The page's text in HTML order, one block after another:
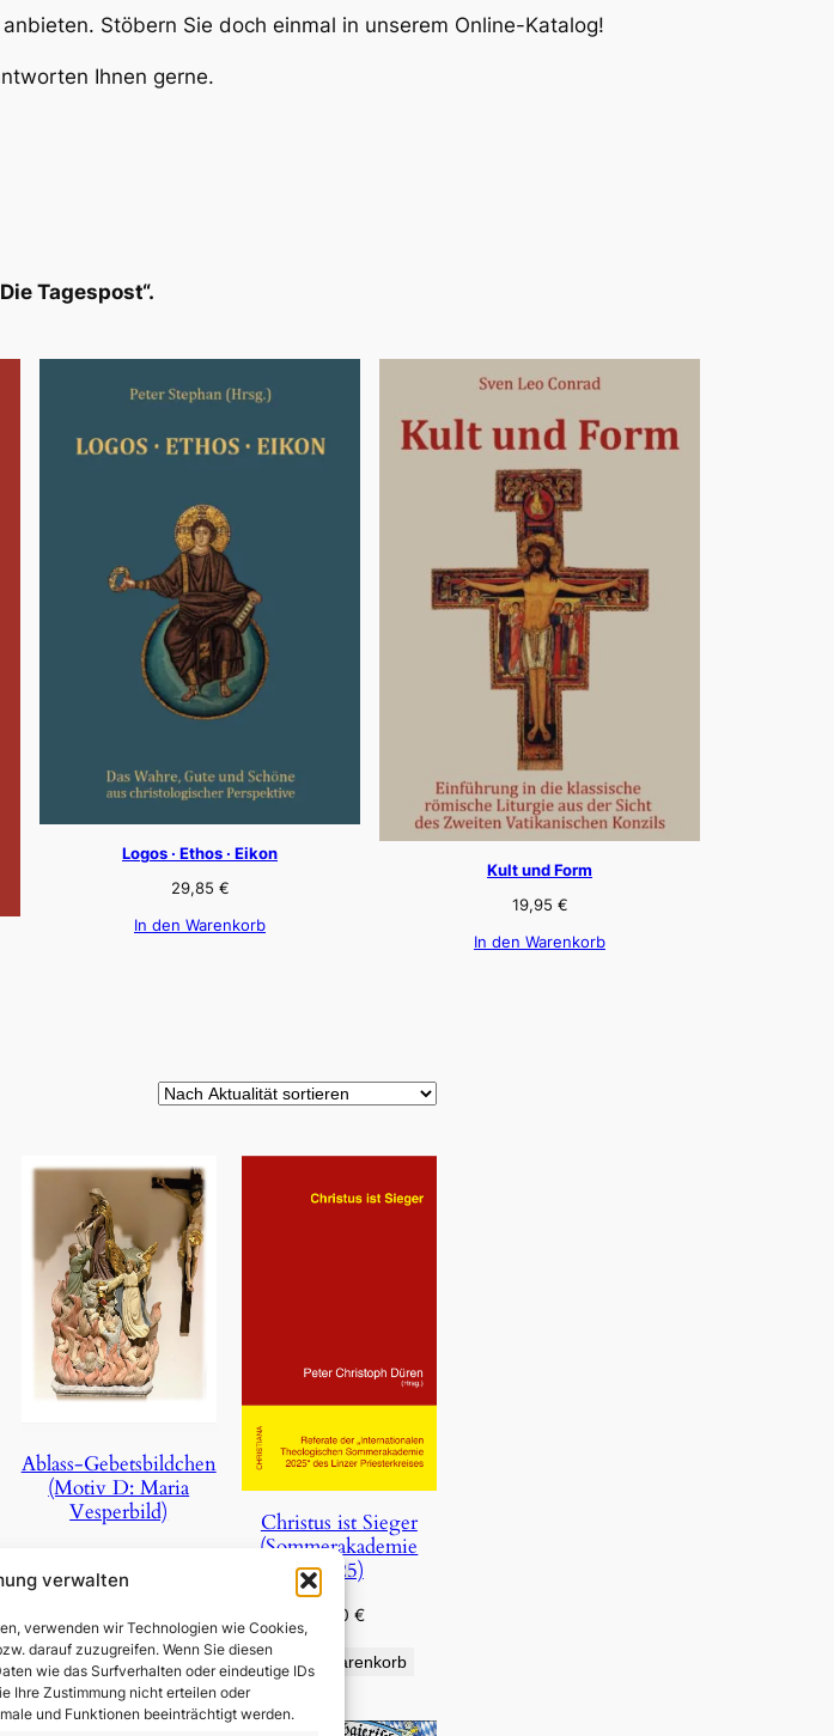
verwalten
verwenden wir Technologien wie Cookies,
darauf zuzugreifen. Wenn Sie diesen
wie das Surfverhalten oder eindeutige IDs
Ihre Zustimmung nicht erteilen oder
und Funktionen beeinträchtigt werden.
Stöbern Sie doch einmal in unserem Online-Katalog!
Ihnen gerne.
Tagespost“.
Logos · Ethos · Eikon
29,85 €
In den Warenkorb
Kult und Form
19,95 €
In den Warenkorb
Ablass-Gebetsbildchen
(Motiv D: Maria
Vesperbild)
Christus ist Sieger
(Sommerakademie
2025)
9,90€
In den Warenkorb